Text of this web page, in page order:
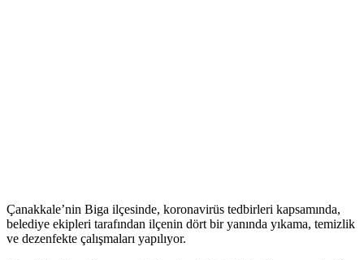
Çanakkale’nin Biga ilçesinde, koronavirüs tedbirleri kapsamında,
belediye ekipleri tarafından ilçenin dört bir yanında yıkama, temizlik
ve dezenfekte çalışmaları yapılıyor.